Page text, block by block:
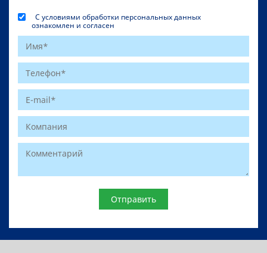
С условиями обработки персональных данных
ознакомлен и согласен